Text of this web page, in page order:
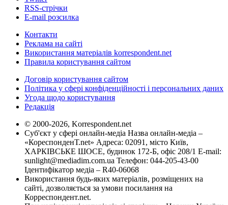
RSS-стрічки
E-mail розсилка
Контакти
Реклама на сайті
Використання матеріалів korrespondent.net
Правила користування сайтом
Договір користування сайтом
Політика у сфері конфіденційності і персональних даних
Угода щодо користування
Редакція
© 2000-2026, Korrespondent.net
Суб'єкт у сфері онлайн-медіа Назва онлайн-медіа –
«КореспонденТ.net» Адреса: 02091, місто Київ,
ХАРКІВСЬКЕ ШОСЕ, будинок 172-Б, офіс 208/1 E-mail:
sunlight@mediadim.com.ua Телефон: 044-205-43-00
Ідентифікатор медіа – R40-06068
Використання будь-яких матеріалів, розміщених на
сайті, дозволяється за умови посилання на
Корреспондент.net.